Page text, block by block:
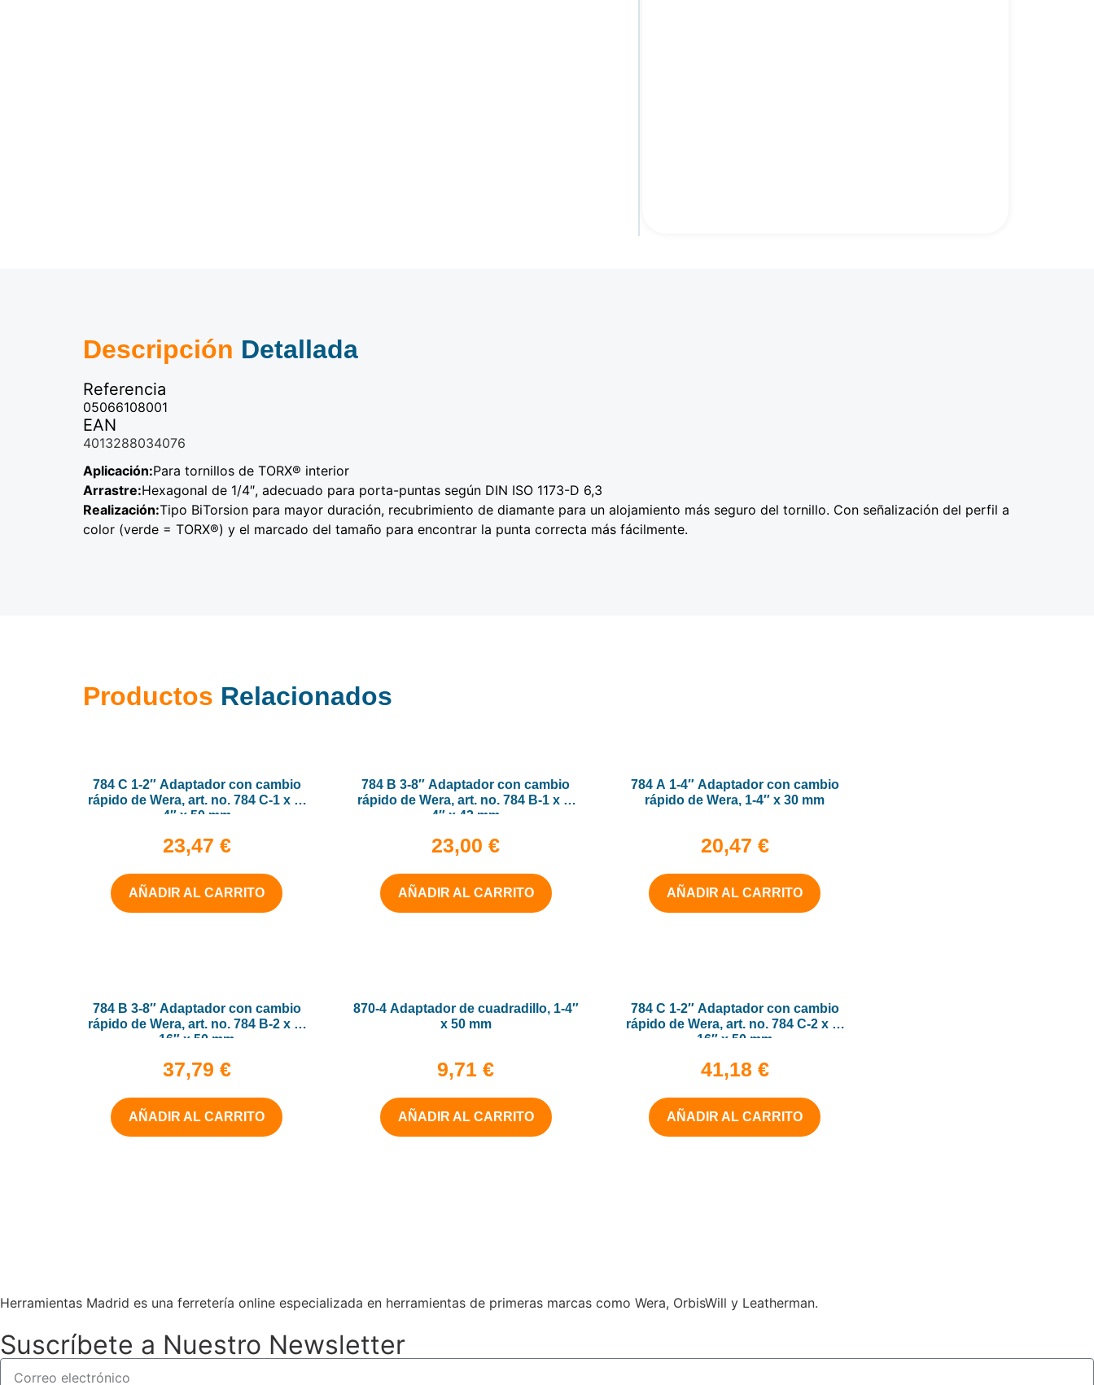
Descripción Detallada
Referencia
05066108001
EAN
4013288034076
Aplicación:Para tornillos de TORX® interior
Arrastre:Hexagonal de 1/4″, adecuado para porta-puntas según DIN ISO 1173-D 6,3
Realización:Tipo BiTorsion para mayor duración, recubrimiento de diamante para un alojamiento más seguro del tornillo. Con señalización del perfil a
color (verde = TORX®) y el marcado del tamaño para encontrar la punta correcta más fácilmente.
Productos Relacionados
784 C 1-2″ Adaptador con cambio
rápido de Wera, art. no. 784 C-1 x 1-
4″ x 50 mm
23,47 €
AÑADIR AL CARRITO
784 B 3-8″ Adaptador con cambio
rápido de Wera, art. no. 784 B-1 x 1-
4″ x 43 mm
23,00€
AÑADIR AL CARRITO
784 A 1-4″ Adaptador con cambio
rápido de Wera, 1-4″ x 30 mm
20,47 €
AÑADIR AL CARRITO
784 B 3-8″ Adaptador con cambio
rápido de Wera, art. no. 784 B-2 x 5-
16″ x 50 mm
37,79 €
AÑADIR AL CARRITO
870-4 Adaptador de cuadradillo, 1-4″
x 50 mm
9,71€
AÑADIR AL CARRITO
784 C 1-2″ Adaptador con cambio
rápido de Wera, art. no. 784 C-2 x 5-
16″ x 50 mm
41,18 €
AÑADIR AL CARRITO
Herramientas Madrid es una ferretería online especializada en herramientas de primeras marcas como Wera, OrbisWill y Leatherman.
Suscríbete a Nuestro Newsletter